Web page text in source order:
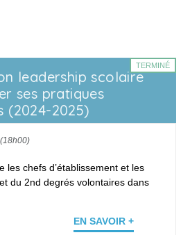
leadership scolaire
ses pratiques
(2024-2025)
TERMINÉ
les chefs d’établissement et les
du 2nd degrés volontaires dans
EN SAVOIR +